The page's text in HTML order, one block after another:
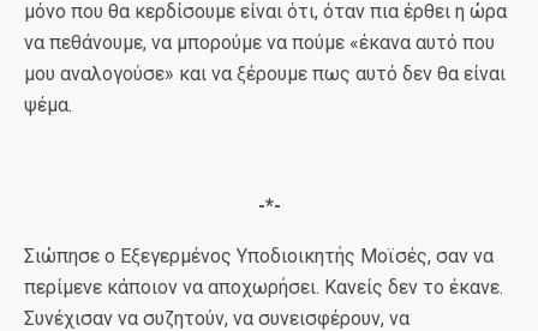
μόνο που θα κερδίσουμε είναι ότι, όταν πια έρθει η ώρα
να πεθάνουμε, να μπορούμε να πούμε «έκανα αυτό που
μου αναλογούσε» και να ξέρουμε πως αυτό δεν θα είναι
ψέμα.
-*-
Σιώπησε ο Εξεγερμένος Υποδιοικητής Μοϊσές, σαν να
περίμενε κάποιον να αποχωρήσει. Κανείς δεν το έκανε.
Συνέχισαν να συζητούν, να συνεισφέρουν, να